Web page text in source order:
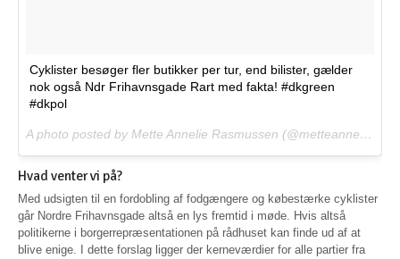
Cyklister besøger fler butikker per tur, end bilister, gælder
nok også Ndr Frihavnsgade Rart med fakta! #dkgreen
#dkpol
A photo posted by Mette Annelie Rasmussen (@metteannelie) on
Hvad venter vi på?
Med udsigten til en fordobling af fodgængere og købestærke cyklister
går Nordre Frihavnsgade altså en lys fremtid i møde. Hvis altså
politikerne i borgerrepræsentationen på rådhuset kan finde ud af at
blive enige. I dette forslag ligger der kerneværdier for alle partier fra